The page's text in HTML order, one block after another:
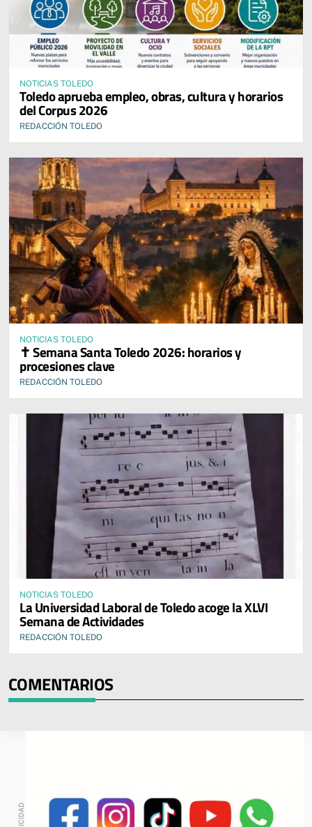
NOTICIAS TOLEDO
Toledo aprueba empleo, obras, cultura y horarios
del Corpus 2026
REDACCIÓN TOLEDO
NOTICIAS TOLEDO
✝️ Semana Santa Toledo 2026: horarios y
procesiones clave
REDACCIÓN TOLEDO
NOTICIAS TOLEDO
La Universidad Laboral de Toledo acoge la XLVI
Semana de Actividades
REDACCIÓN TOLEDO
COMENTARIOS